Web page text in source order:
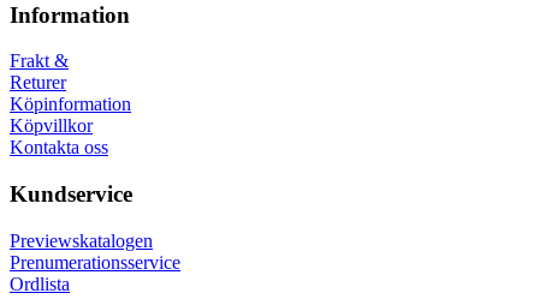
Information
Frakt &
Returer
Köpinformation
Köpvillkor
Kontakta oss
Kundservice
Previewskatalogen
Prenumerationsservice
Ordlista